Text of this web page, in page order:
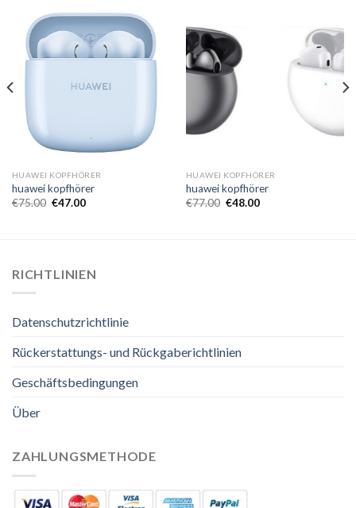
HUAWEI KOPFHÖRER
huawei kopfhörer
€75.00 €47.00
HUAWEI KOPFHÖRER
huawei kopfhörer
€77.00 €48.00
RICHTLINIEN
Datenschutzrichtlinie
Rückerstattungs- und Rückgaberichtlinien
Geschäftsbedingungen
Über
ZAHLUNGSMETHODE